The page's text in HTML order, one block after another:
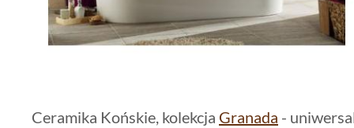
Ceramika Końskie, kolekcja Granada -